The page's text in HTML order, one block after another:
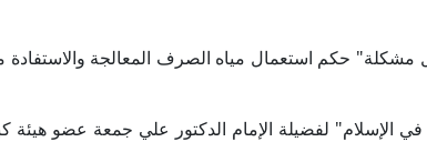
حكم استعمال مياه الصرف المعالجة والاستفادة
الإسلام" لفضيلة الإمام الدكتور علي جمعة عضو هيئة